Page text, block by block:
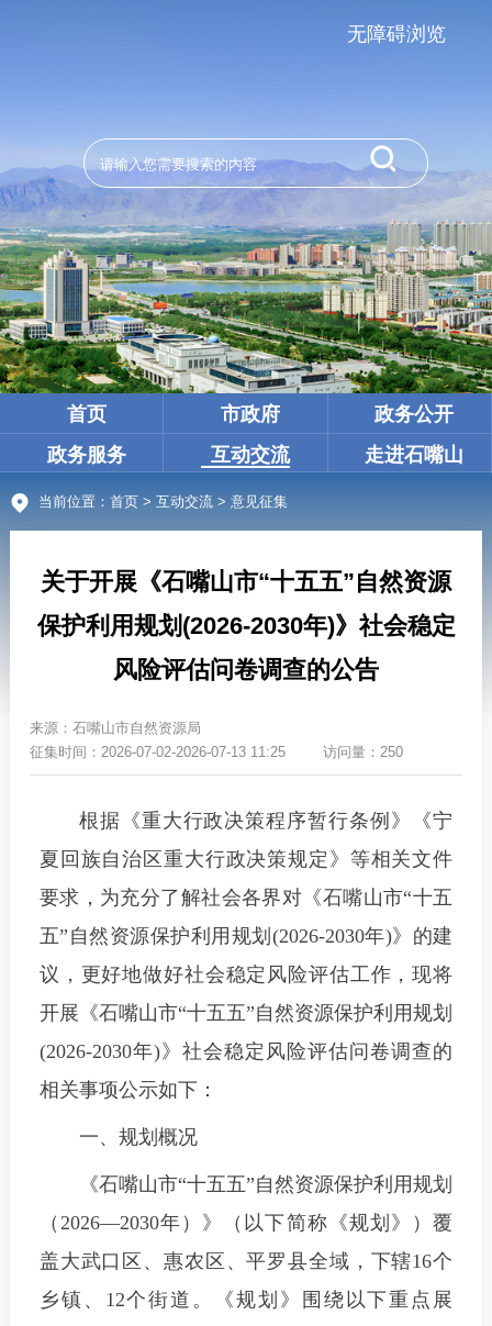
无障碍浏览
首页 市政府
政务公开
政务服务
互动交流 走进石嘴山
当前位置： 首页> 互动交流> 意见征集
关于开展《石嘴山市“十五五”自然资源
保护利用规划(2026-2030年)》社会稳定
风险评估问卷调查的公告
来源： 石嘴山市自然资源局
征集时间： 2026-07-02-2026-07-13 11:25 访问量：250
根据《重大行政决策程序暂行条例》《宁
夏回族自治区重大行政决策规定》等相关文件
要求，为充分了解社会各界对《石嘴山市“十五
五”自然资源保护利用规划(2026-2030年)》的建
议，更好地做好社会稳定风险评估工作，现将
开展《石嘴山市“十五五”自然资源保护利用规划
(2026-2030年)》社会稳定风险评估问卷调查的
相关事项公示如下：
一、规划概况
《石嘴山市“十五五”自然资源保护利用规划
（2026—2030年）》（以下简称《规划》）覆
盖大武口区、惠农区、平罗县全域，下辖16个
乡镇、12个街道。《规划》围绕以下重点展